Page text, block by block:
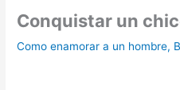
Conquistar un
Como enamorar a un hombre,